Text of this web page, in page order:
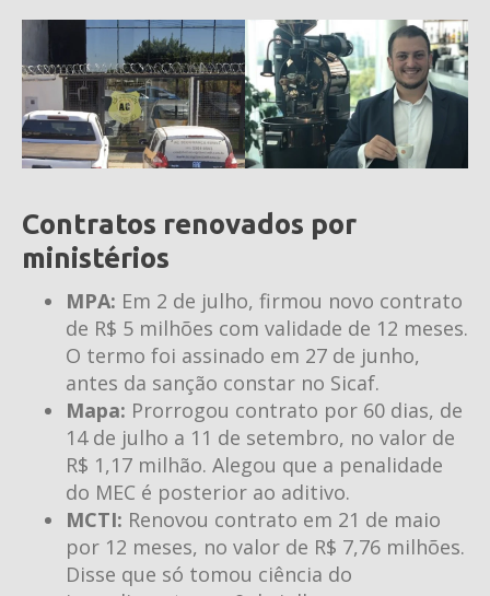
Contratos renovados por
ministérios
MPA: Em 2 de julho, firmou novo contrato
de R$ 5 milhões com validade de 12 meses.
O termo foi assinado em 27 de junho,
antes da sanção constar no Sicaf.
Mapa: Prorrogou contrato por 60 dias, de
14 de julho a 11 de setembro, no valor de
R$ 1,17 milhão. Alegou que a penalidade
do MEC é posterior ao aditivo.
MCTI: Renovou contrato em 21 de maio
por 12 meses, no valor de R$ 7,76 milhões.
Disse que só tomou ciência do